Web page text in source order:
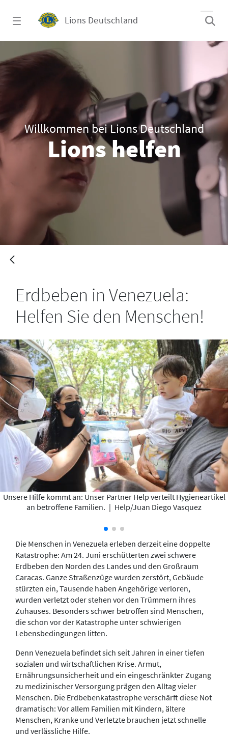
Lions Deutschland
Erdbeben in Venezuela: Helfen Sie den
Willkommen bei Lions Deutschland
Lions helfen
Erdbeben in Venezuela:
Helfen Sie den Menschen!
Unsere Hilfe kommt an: Unser Partner Help verteilt Hygieneartikel
an betroffene Familien. | Help/Juan Diego Vasquez
Die Menschen in Venezuela erleben derzeit eine doppelte
Katastrophe: Am 24. Juni erschütterten zwei schwere
Erdbeben den Norden des Landes und den Großraum
Caracas. Ganze Straßenzüge wurden zerstört, Gebäude
stürzten ein, Tausende haben Angehörige verloren,
wurden verletzt oder stehen vor den Trümmern ihres
Zuhauses. Besonders schwer betroffen sind Menschen,
die schon vor der Katastrophe unter schwierigen
Lebensbedingungen litten.
Denn Venezuela befindet sich seit Jahren in einer tiefen
sozialen und wirtschaftlichen Krise. Armut,
Ernährungsunsicherheit und ein eingeschränkter Zugang
zu medizinischer Versorgung prägen den Alltag vieler
Menschen. Die Erdbebenkatastrophe verschärft diese Not
dramatisch: Vor allem Familien mit Kindern, ältere
Menschen, Kranke und Verletzte brauchen jetzt schnelle
und verlässliche Hilfe.